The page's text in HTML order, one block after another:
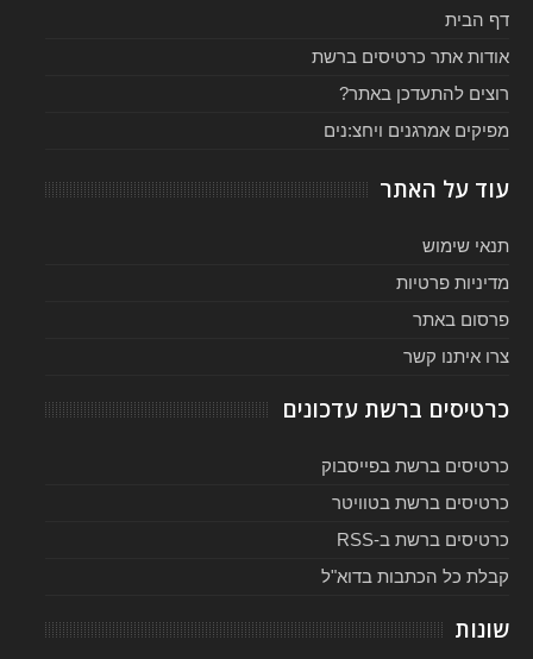
דף הבית
אודות אתר כרטיסים ברשת
רוצים להתעדכן באתר?
מפיקים אמרגנים ויחצ:נים
עוד על האתר
תנאי שימוש
מדיניות פרטיות
פרסום באתר
צרו איתנו קשר
כרטיסים ברשת עדכונים
כרטיסים ברשת בפייסבוק
כרטיסים ברשת בטוויטר
כרטיסים ברשת ב-RSS
קבלת כל הכתבות בדוא"ל
שונות